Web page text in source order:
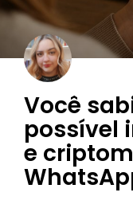
Você
possível
e